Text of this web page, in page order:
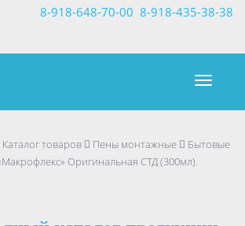
8-918-435-38-38
8-918-648-70-00
Каталог товаров Пены монтажные
Бытовые
Оригинальная СТД (300мл).